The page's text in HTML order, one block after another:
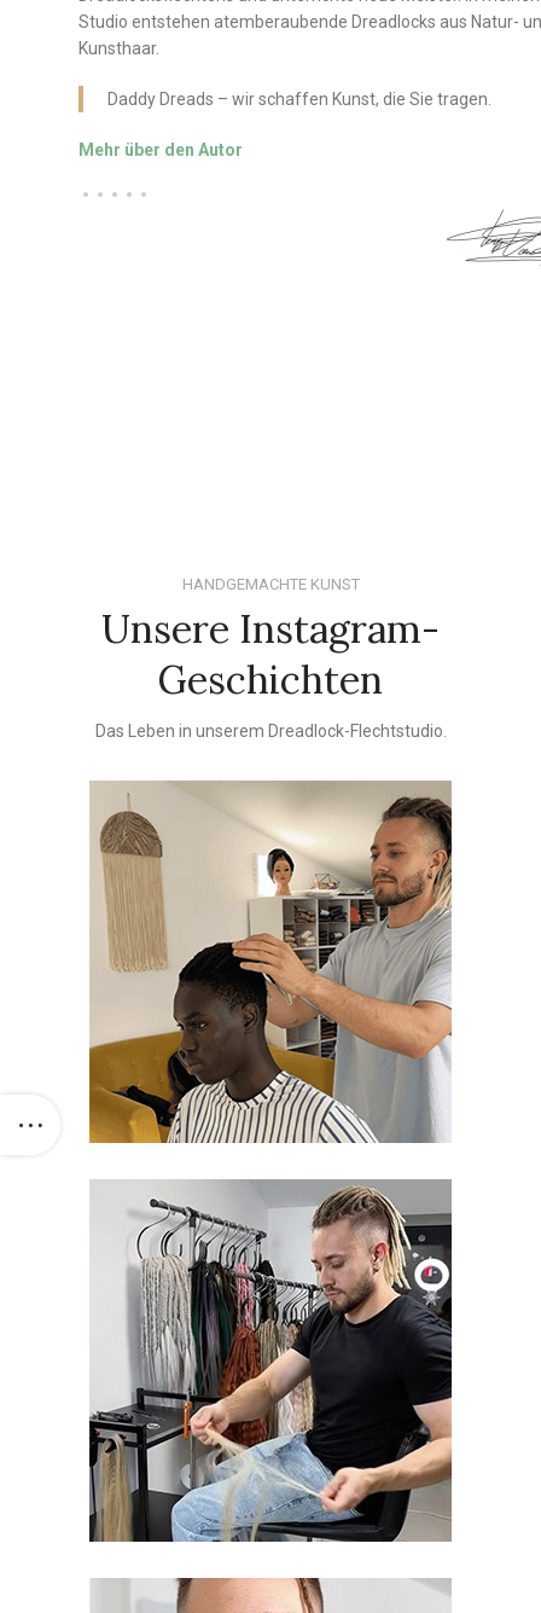
Studio entstehen atemberaubende Dreadlocks aus Natur-
Kunsthaar.
Daddy Dreads – wir schaffen Kunst, die Sie tragen.
Mehr über den Autor
HANDGEMACHTE KUNST
Unsere Instagram-
Geschichten
Das Leben in unserem Dreadlock-Flechtstudio.